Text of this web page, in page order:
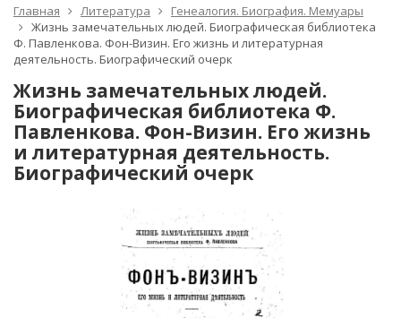
Главная Литература
Генеалогия. Биография. Мемуары
Жизнь замечательных людей. Биографическая библиотека
Ф. Павленкова. Фон-Визин. Его жизнь и литературная
деятельность. Биографический очерк
Жизнь замечательных людей.
Биографическая библиотека Ф.
Павленкова. Фон-Визин. Его жизнь
и литературная деятельность.
Биографический очерк